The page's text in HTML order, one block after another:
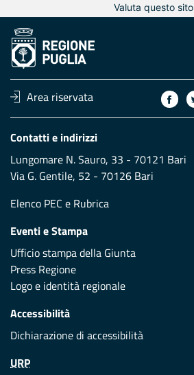
Valuta questo sito
Area riservata
Contatti e indirizzi
Lungomare N. Sauro, 33 - 70121 Bari
Via G. Gentile, 52 - 70126 Bari
Elenco PEC e Rubrica
Eventi e Stampa
Ufficio stampa della Giunta
Press Regione
Logo e identità regionale
Accessibilità
Dichiarazione di accessibilità
URP